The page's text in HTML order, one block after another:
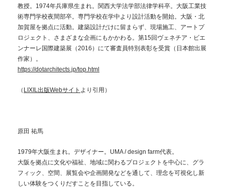
教授。1974年兵庫県生まれ。関西大学法学部法律学科卒。大阪工業技
術専門学校夜間部卒。専門学校在学中より設計活動を開始。大阪・北
加賀屋を拠点に活動。建築設計だけに留まらず、現場施工、アートプ
ロジェクト、さまざまな企画にもかかわる。第15回ヴェネチア・ビエ
ンナーレ国際建築展（2016）にて審査員特別表彰を受賞（日本館出展
作家）。
https://dotarchitects.jp/top.html
（ LIXIL出版Webサイト より引用）
原田 祐馬
1979年大阪生まれ。デザイナー。UMA / design farm代表。
大阪を拠点に文化や福祉、地域に関わるプロジェクトを中心に、グラ
フィック、空間、展覧会や企画開発などを通して、理念を可視化し新
しい体験をつくりだすことを目指している。